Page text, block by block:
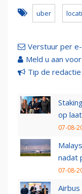
uber
Verstuur per
Meld u aan
Tip de redactie
op
07-08-
nadat
07-08-